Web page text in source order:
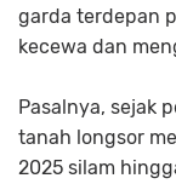
garda terdepan
kecewa dan
Pasalnya, sejak
tanah longsor
2025 silam